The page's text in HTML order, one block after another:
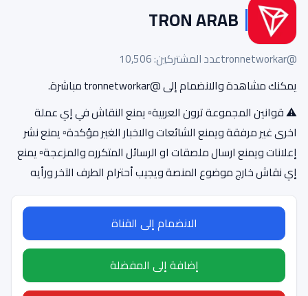
TRON ARAB
@tronnetworkar
عدد المشتركين: 10,506
يمكنك مشاهدة والانضمام إلى @tronnetworkar مباشرة.
⚠️ قوانين المجموعة ترون العربية▫️ يمنع النقاش في إي عملة
اخرى غير مرفقة ويمنع الشائعات والاخبار الغير مؤكدة▫️ يمنع نشر
إعلانات ويمنع ارسال ملصقات او الرسائل المتكرره والمزعجة▫️ يمنع
إي نقاش خارج موضوع المنصة ويجيب أحترام الطرف الآخر ورأيه
الانضمام إلى القناة
إضافة إلى المفضلة